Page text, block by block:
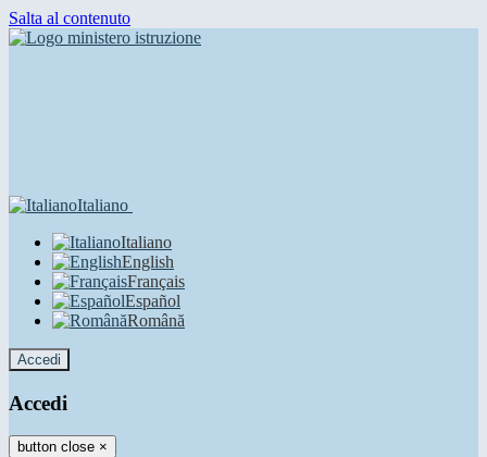
Salta al contenuto
Italiano
Italiano
English
Français
Español
Română
Accedi
Accedi
button close ×